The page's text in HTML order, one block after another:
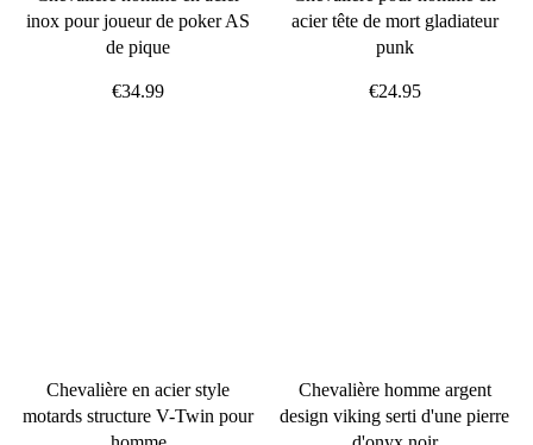
inox pour joueur de poker AS
de pique
€34.99
acier tête de mort gladiateur
punk
€24.95
Chevalière en acier style
motards structure V-Twin pour
Chevalière homme argent
design viking serti d'une pierre